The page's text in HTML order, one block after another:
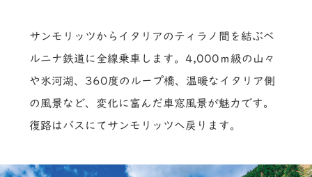
サンモリッツからイタリアのティラノ間を結ぶベ
ルニナ鉄道に全線乗車します。4,000ｍ級の山々
や氷河湖、360度のループ橋、温暖なイタリア側
の風景など、変化に富んだ車窓風景が魅力です。
復路はバスにてサンモリッツへ戻ります。